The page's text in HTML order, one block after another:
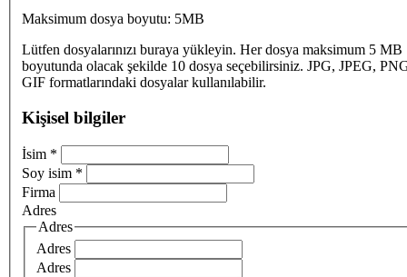
Maksimum dosya boyutu: 5MB
Lütfen dosyalarınızı buraya yükleyin. Her dosya maksimum 5 MB
boyutunda olacak şekilde 10 dosya seçebilirsiniz. JPG, JPEG,
GIF formatlarındaki dosyalar kullanılabilir.
Kişisel bilgiler
İsim *
Soy isim *
Firma
Adres
Adres
Adres
Adres